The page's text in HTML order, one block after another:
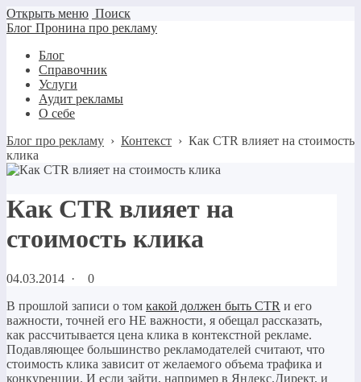
Открыть меню Поиск
Блог Пронина про рекламу
Блог
Справочник
Услуги
Аудит рекламы
О себе
Блог про рекламу › Контекст › Как CTR влияет на стоимость
клика
Как CTR влияет на
стоимость клика
04.03.2014 ·
0
В прошлой записи о том какой должен быть CTR и его
важности, точней его НЕ важности, я обещал рассказать,
как рассчитывается цена клика в контекстной рекламе.
Подавляющее большинство рекламодателей считают, что
стоимость клика зависит от желаемого объема трафика и
конкуренции. И если зайти, например в Яндекс.Директ, и